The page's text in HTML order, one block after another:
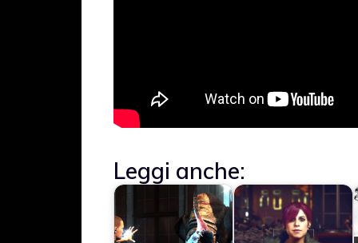
Leggi anche: